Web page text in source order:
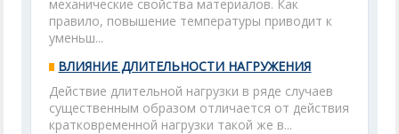
механические свойства материалов. Как
правило, повышение температуры приводит к
уменьш...
ВЛИЯНИЕ ДЛИТЕЛЬНОСТИ НАГРУЖЕНИЯ
Действие длительной нагрузки в ряде случаев
существенным образом отличается от действия
кратковременной нагрузки такой же в...